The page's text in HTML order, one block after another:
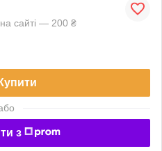
сайті — 200 ₴
Купити
з